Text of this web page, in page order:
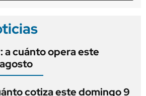
a cuánto opera este
cotiza este domingo 9